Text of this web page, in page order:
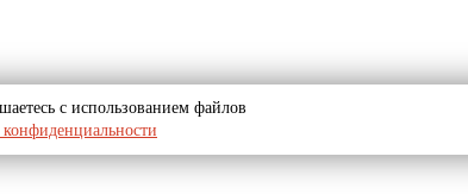
с использованием файлов